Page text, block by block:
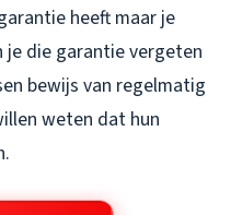
heeft maar je
die garantie vergeten
bewijs van regelmatig
weten dat hun